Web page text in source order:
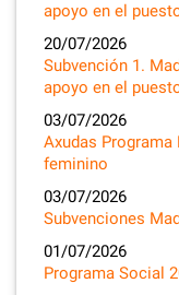
apoyo en el
20/07/2026
Subvención 1.
apoyo en el
03/07/2026
Axudas
feminino
03/07/2026
Subvenciones
01/07/2026
Programa Social